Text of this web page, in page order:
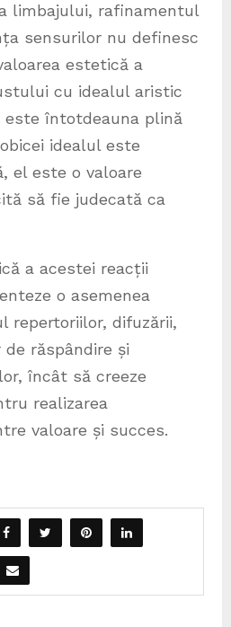
limbajului, rafinamentul
sensurilor nu definesc
estetică a
cu idealul aristic
întotdeauna plină
idealul este
el este o valoare
să fie judecată ca
a acestei reacții
o asemenea
repertoriilor, difuzării,
răspândire și
încât să creeze
realizarea
valoare și succes.